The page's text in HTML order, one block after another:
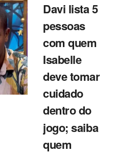
Davi lista 5
pessoas
com quem
Isabelle
deve tomar
cuidado
dentro do
jogo; saiba
quem